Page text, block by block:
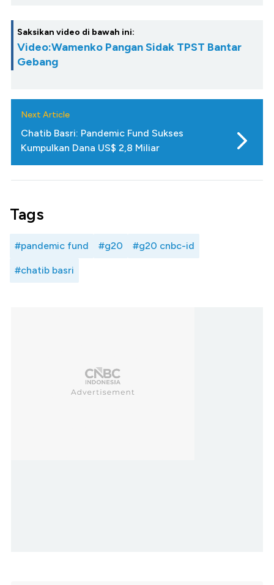
Saksikan video di bawah ini:
Video:Wamenko Pangan Sidak TPST Bantar
Gebang
Next Article
Chatib Basri: Pandemic Fund Sukses
Kumpulkan Dana US$ 2,8 Miliar
Tags
#pandemic fund #g20 #g20 cnbc-id
#chatib basri